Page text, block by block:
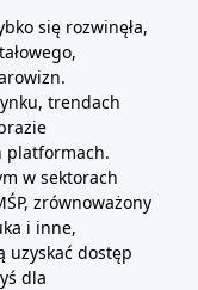
się rozwinęła,
trendach
platformach.
w sektorach
zrównoważony
i inne,
uzyskać dostęp
dla